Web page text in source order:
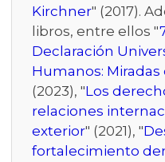
Kirchner" (2017).
libros, entre ellos "
Declaración
Humanos: Miradas
(2023), "Los
relaciones
exterior" (2021), "
fortalecimiento